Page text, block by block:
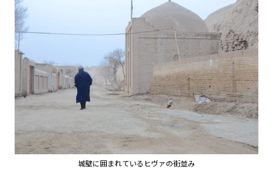
城壁に囲まれているヒヴァの街並み